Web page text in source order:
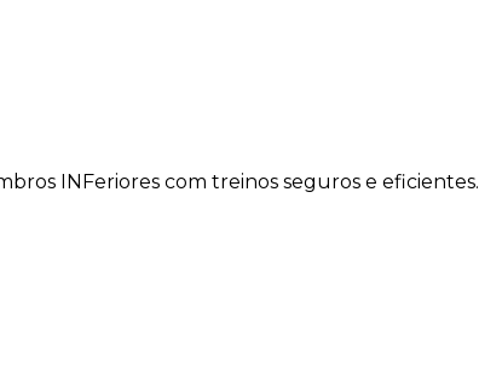
INFeriores com treinos seguros e eficientes.